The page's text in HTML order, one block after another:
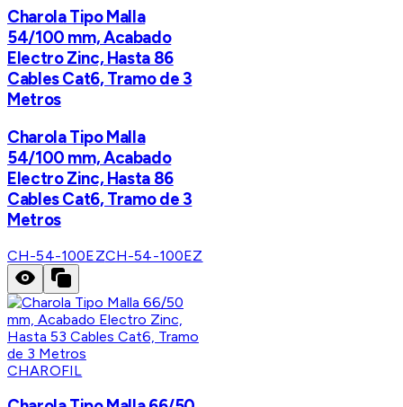
Charola Tipo Malla
54/100 mm, Acabado
Electro Zinc, Hasta 86
Cables Cat6, Tramo de 3
Metros
Charola Tipo Malla
54/100 mm, Acabado
Electro Zinc, Hasta 86
Cables Cat6, Tramo de 3
Metros
CH-54-100EZCH-54-100EZ
CHAROFIL